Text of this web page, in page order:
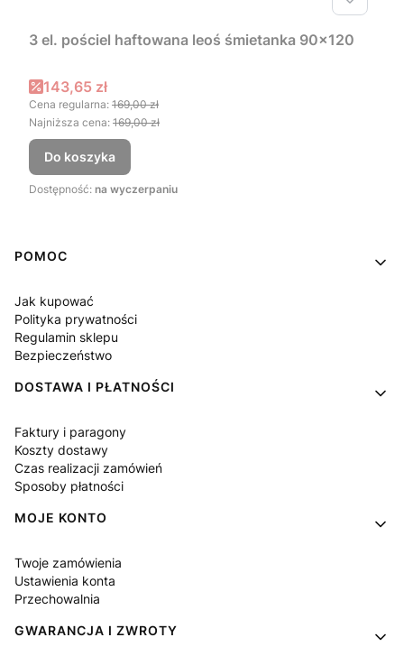
3 el. pościel haftowana leoś śmietanka 90x120
Cena promocyjna
143,65 zł
Cena regularna: 169,00 zł
Najniższa cena: 169,00 zł
Do koszyka
Dostępność: na wyczerpaniu
Linki w stopce
POMOC
Jak kupować
Polityka prywatności
Regulamin sklepu
Bezpieczeństwo
DOSTAWA I PŁATNOŚCI
Faktury i paragony
Koszty dostawy
Czas realizacji zamówień
Sposoby płatności
MOJE KONTO
Twoje zamówienia
Ustawienia konta
Przechowalnia
GWARANCJA I ZWROTY